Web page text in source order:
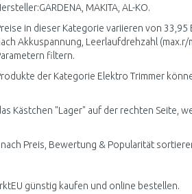
MAKITA, AL-KO.
in dieser Kategorie variieren von 33,95
Akkuspannung, Leerlaufdrehzahl
filtern.
der Kategorie Elektro Trimmer
Kästchen "Lager" auf der rechten Seite,
Preis, Bewertung & Popularität
günstig kaufen und online bestellen.